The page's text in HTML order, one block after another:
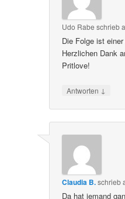
Udo Rabe schrieb
Die Folge ist
Herzlichen Dank
Pritlove!
Antworten ↓
Claudia B.schrieb
Da hat jemand